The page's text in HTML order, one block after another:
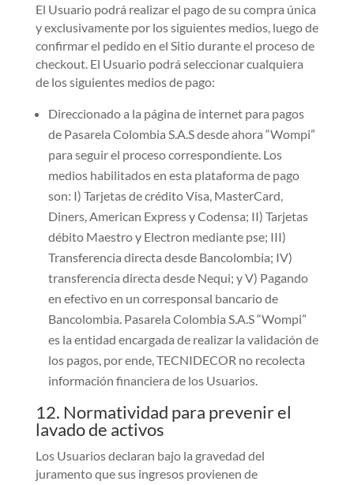
El Usuario podrá realizar el pago de su compra única
y exclusivamente por los siguientes medios, luego de
confirmar el pedido en el Sitio durante el proceso de
checkout. El Usuario podrá seleccionar cualquiera
de los siguientes medios de pago:
Direccionado a la página de internet para pagos
de Pasarela Colombia S.A.S desde ahora “Wompi”
para seguir el proceso correspondiente. Los
medios habilitados en esta plataforma de pago
son: I) Tarjetas de crédito Visa, MasterCard,
Diners, American Express y Codensa; II) Tarjetas
débito Maestro y Electron mediante pse; III)
Transferencia directa desde Bancolombia; IV)
transferencia directa desde Nequi; y V) Pagando
en efectivo en un corresponsal bancario de
Bancolombia. Pasarela Colombia S.A.S “Wompi”
es la entidad encargada de realizar la validación de
los pagos, por ende, TECNIDECOR no recolecta
información financiera de los Usuarios.
12. Normatividad para prevenir el
lavado de activos
Los Usuarios declaran bajo la gravedad del
juramento que sus ingresos provienen de